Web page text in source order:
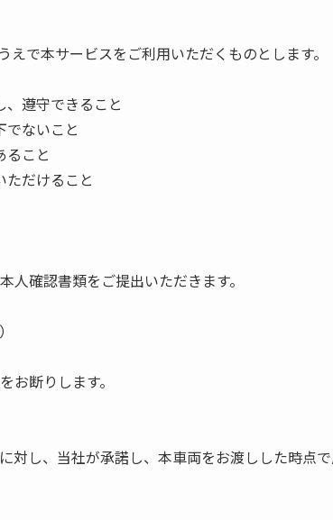
で本サービスをご利用いただくものとします。
、遵守できること
でないこと
ること
ただけること
人確認書類をご提出いただきます。
お断りします。
対し、当社が承諾し、本車両をお渡しした時点で